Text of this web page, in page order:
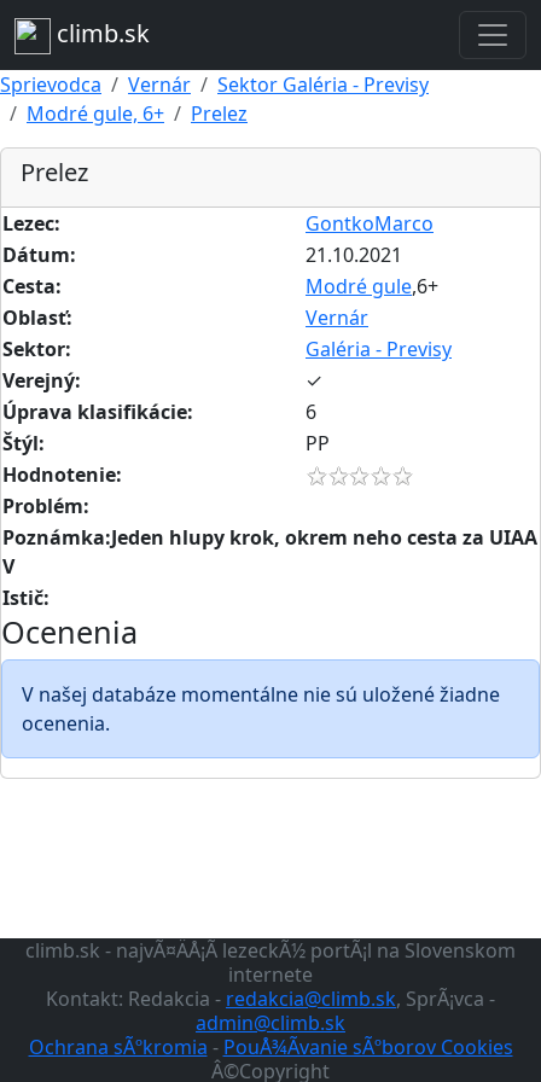
climb.sk
Sprievodca Vernár
Sektor Galéria - Previsy
Modré gule, 6+
Prelez
Prelez
Lezec:
GontkoMarco
Dátum:
21.10.2021
Cesta:
Modré gule,6+
Oblasť:
Vernár
Sektor:
Galéria - Previsy
Verejný:
✓
Úprava klasifikácie:
6
Štýl:
PP
Hodnotenie:
Problém:
Poznámka:Jeden hlupy krok, okrem neho cesta za UIAA
V
Istič:
Ocenenia
V našej databáze momentálne nie sú uložené žiadne
ocenenia.
climb.sk - najvÃ¤ÄÅ¡Ã­ lezeckÃ½ portÃ¡l na Slovenskom
internete
Kontakt: Redakcia - redakcia@climb.sk, SprÃ¡vca -
admin@climb.sk
Ochrana sÃºkromia - PouÅ¾Ã­vanie sÃºborov Cookies
Â©Copyright